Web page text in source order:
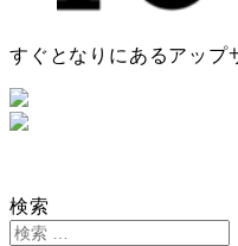
すぐとなりにあるアップ
検索